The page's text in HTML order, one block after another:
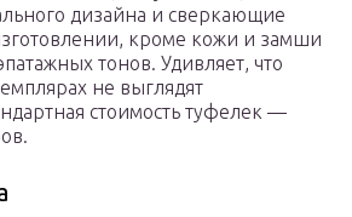
дизайна и сверкающие
кроме кожи и замши
тонов. Удивляет, что
не выглядят
стоимость туфелек —